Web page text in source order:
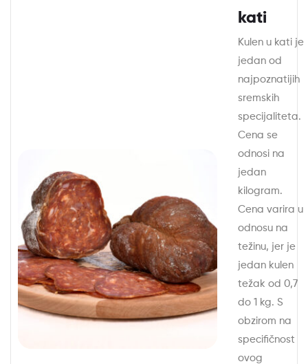
kati
Kulen u kati je
jedan od
najpoznatijih
sremskih
specijaliteta.
Cena se
odnosi na
jedan
kilogram.
Cena varira u
odnosu na
težinu, jer je
jedan kulen
težak od 0,7
do 1 kg. S
obzirom na
specifičnost
ovog